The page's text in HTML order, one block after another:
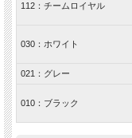
アクリル コットン その他
MADE IN JAPAN
F（フリー/25.0 - 27.0cm）
■サイズについて
・サイズ表記はメーカー独
112：チームロイヤル
030：ホワイト
021：グレー
010：ブラック